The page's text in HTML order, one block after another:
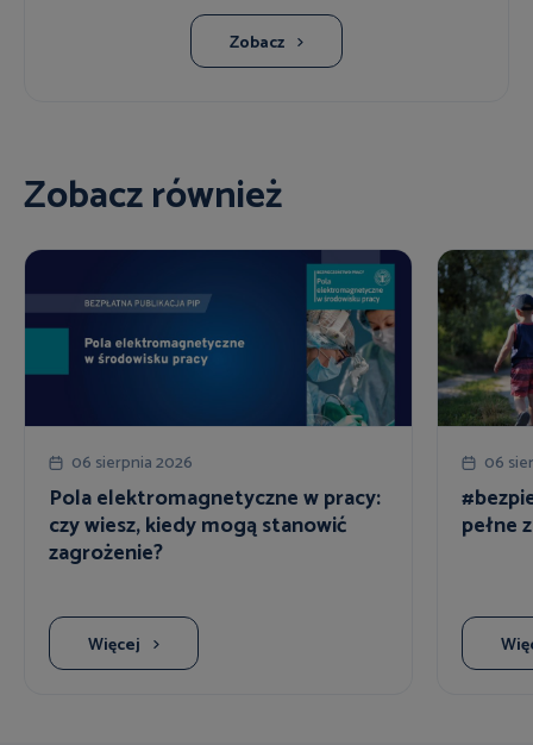
Zobacz
Zobacz również
06 sierpnia 2026
Pola elektromagnetyczne w pracy:
czy wiesz, kiedy mogą stanowić
zagrożenie?
Więcej
06
pełne